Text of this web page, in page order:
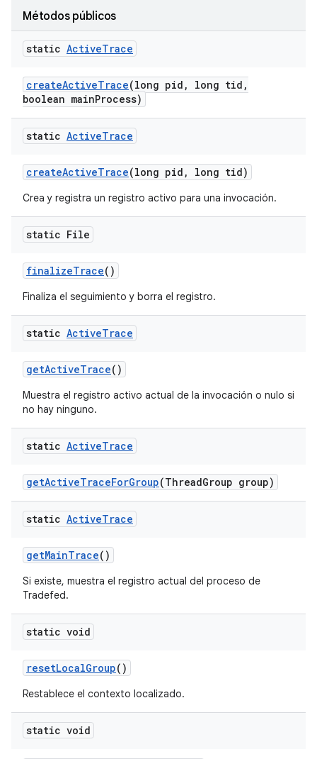
Métodos públicos
static ActiveTrace
createActiveTrace(long pid , long tid ,
boolean mainProcess)
static ActiveTrace
createActiveTrace(long pid , long tid)
Crea y registra un registro activo para una invocación.
static File
finalizeTrace()
Finaliza el seguimiento y borra el registro.
static ActiveTrace
getActiveTrace()
Muestra el registro activo actual de la invocación o nulo si
no hay ninguno.
static ActiveTrace
getActiveTraceForGroup(ThreadGroup group)
static ActiveTrace
getMainTrace()
Si existe, muestra el registro actual del proceso de
Tradefed.
static void
resetLocalGroup()
Restablece el contexto localizado.
static void